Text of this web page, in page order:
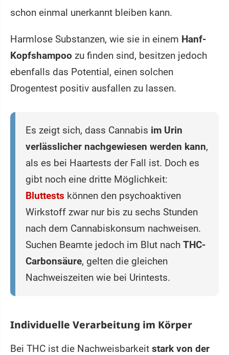
schon einmal unerkannt bleiben kann.
Harmlose Substanzen, wie sie in einem Hanf-
Kopfshampoo zu finden sind, besitzen jedoch
ebenfalls das Potential, einen solchen
Drogentest positiv ausfallen zu lassen.
Es zeigt sich, dass Cannabis im Urin
verlässlicher nachgewiesen werden kann,
als es bei Haartests der Fall ist. Doch es
gibt noch eine dritte Möglichkeit:
Bluttests können den psychoaktiven
Wirkstoff zwar nur bis zu sechs Stunden
nach dem Cannabiskonsum nachweisen.
Suchen Beamte jedoch im Blut nach THC-
Carbonsäure, gelten die gleichen
Nachweiszeiten wie bei Urintests.
Individuelle Verarbeitung im Körper
Bei THC ist die Nachweisbarkeit stark von der